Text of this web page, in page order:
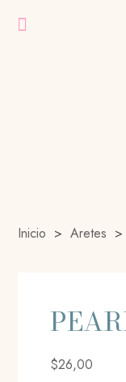
Inicio > Aretes >
$26,00